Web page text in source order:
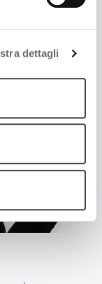
dettagli